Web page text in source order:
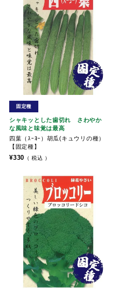
シャキッとした歯切れ さわやか
な風味と味覚は最高
四葉（ｽｰﾖｰ）胡瓜(キュウリの種）
【固定種】
固定種
¥330 税込